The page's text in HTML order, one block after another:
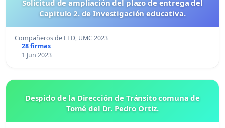
Solicitud de ampliación del plazo de entrega del
Capitulo 2. de Investigación educativa.
Compañeros de LED, UMC 2023
28 firmas
1 Jun 2023
Despido de la Dirección de Tránsito comuna de
Tomé del Dr. Pedro Ortiz.